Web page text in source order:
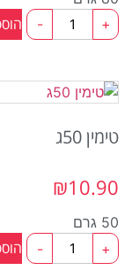
-
כמות
פפריקה
80ג
+
טימין 50ג
₪10.90
50 גרם
-
כמות
טימין
+